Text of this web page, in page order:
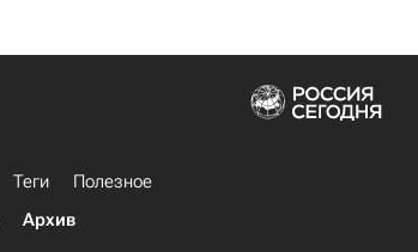
Теги
Полезное
Архив